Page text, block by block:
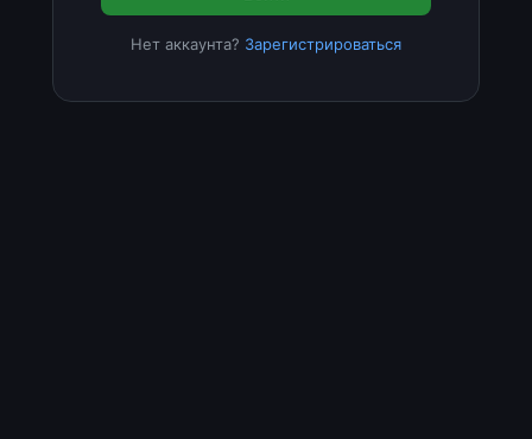
Нет аккаунта? Зарегистрироваться